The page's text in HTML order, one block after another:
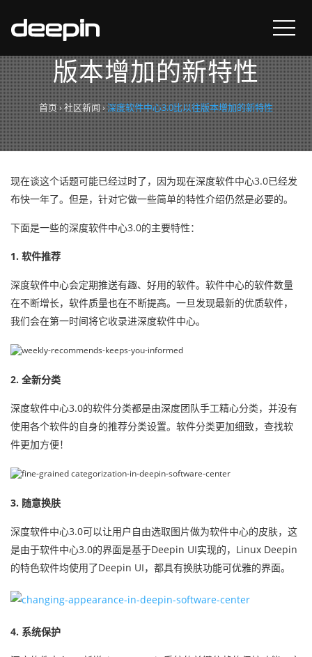
深度软件中心3.0比以往
版本增加的新特性
首页 ›社区新闻 ›深度软件中心3.0比以往版本增加的新特性
现在谈这个话题可能已经过时了，因为现在深度软件中心3.0已经发
布快一年了。但是，针对它做一些简单的特性介绍仍然是必要的。
下面是一些的深度软件中心3.0的主要特性：
1. 软件推荐
深度软件中心会定期推送有趣、好用的软件。软件中心的软件数量
在不断增长，软件质量也在不断提高。一旦发现最新的优质软件，
我们会在第一时间将它收录进深度软件中心。
2. 全新分类
深度软件中心3.0的软件分类都是由深度团队手工精心分类，并没有
使用各个软件的自身的推荐分类设置。软件分类更加细致，查找软
件更加方便！
3. 随意换肤
深度软件中心3.0可以让用户自由选取图片做为软件中心的皮肤，这
是由于软件中心3.0的界面是基于Deepin UI实现的，Linux Deepin
的特色软件均使用了Deepin UI，都具有换肤功能可优雅的界面。
4. 系统保护